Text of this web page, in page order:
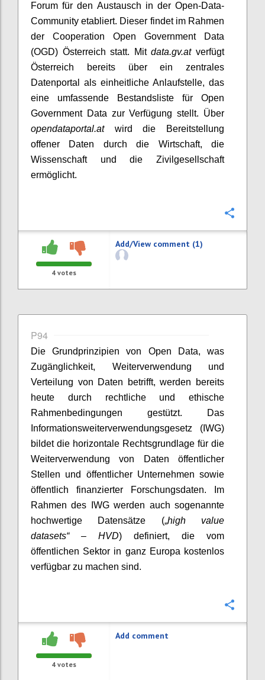
Forum für den Austausch in der Open-Data-
Community etabliert. Dieser findet im Rahmen
der Cooperation Open Government Data
(OGD) Österreich statt. Mitdata.gv.atverfügt
Österreich bereits über ein zentrales
Datenportal als einheitliche Anlaufstelle, das
eine umfassende Bestandsliste für Open
Government Data zur Verfügung stellt. Über
opendataportal.atwird die Bereitstellung
offener Daten durch die Wirtschaft, die
Wissenschaft und die Zivilgesellschaft
ermöglicht.
4 votes
Add/View comment (1)
P94
Die Grundprinzipien von Open Data, was
Zugänglichkeit, Weiterverwendung und
Verteilung von Daten betrifft, werden bereits
heute durch rechtliche und ethische
Rahmenbedingungen gestützt. Das
Informationsweiterverwendungsgesetz (IWG)
bildet die horizontale Rechtsgrundlage für die
Weiterverwendung von Daten öffentlicher
Stellen und öffentlicher Unternehmen sowie
öffentlich finanzierter Forschungsdaten. Im
Rahmen des IWG werden auch sogenannte
hochwertige Datensätze („high value
datasets“ – HVD) definiert, die vom
öffentlichen Sektor in ganz Europa kostenlos
verfügbar zu machen sind.
4 votes
Add comment